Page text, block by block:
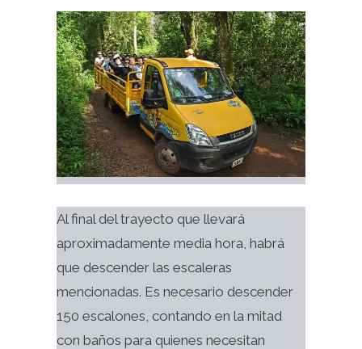
Al final del trayecto que llevará
aproximadamente media hora, habrá
que descender las escaleras
mencionadas. Es necesario descender
150 escalones, contando en la mitad
con baños para quienes necesitan